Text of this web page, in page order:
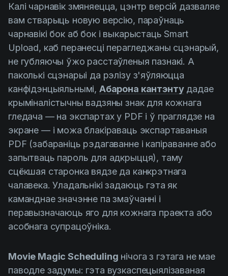
Калі чарнавік змяняецца, цэнтр версій дазваляе
вам стварыць новую версію, параўнаць
чарнавікі бок аб бок і выкарыстаць Smart
Upload, каб перанесці перагледжаны сцэнарый,
не губляючы ўжо расстаўленыя пазнакі. А
паколькі сцэнарыі да рэлізу з'яўляюцца
канфідэнцыяльнымі, Абарона кантэнтудадае
крыміналістычны вадзяны знак для кожнага
гледача — на экспартах у PDF і ў праглядзе на
экране — і можа блакіраваць экспартаваныя
PDF (забараніць рэдагаванне і капіраванне або
запытваць пароль для адкрыцця), таму
сцёкшая старонка вядзе да канкрэтнага
чалавека. Уладальнікі задаюць гэта як
каманднае значэнне па змаўчанні і
перавызначаюць яго для кожнага праекта або
асобнага супрацоўніка.
Movie Magic Scheduling нічога з гэтага не мае
паводле задумы: гэта вузкаспецыялізаваная